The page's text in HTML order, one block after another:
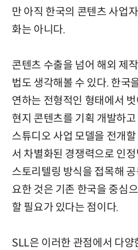
만 아직 한국의 콘텐츠 사업
화는 아니다.
콘텐츠 수출을 넘어 해외 제
법도 생각해볼 수 있다. 한국
연하는 전형적인 형태에서
현지 콘텐츠를 기획 개발하
스튜디오 사업 모델을 전개
서 차별화된 경쟁력으로 인
스토리텔링 방식을 접목해
요한 것은 기존 한국을 중심
할 필요가 있다는 점이다.
SLL은 이러한 관점에서 다